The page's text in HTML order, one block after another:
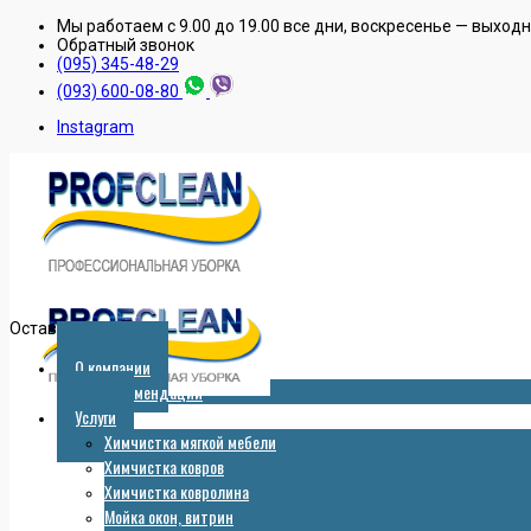
Мы работаем с 9.00 до 19.00 все дни, воскресенье —
Обратный звонок
(095) 345-48-29
(093) 600-08-80
Instagram
Оставить заявку
О компании
Рекомендации
Услуги
Химчистка мягкой мебели
Химчистка ковров
Химчистка ковролина
Мойка окон, витрин